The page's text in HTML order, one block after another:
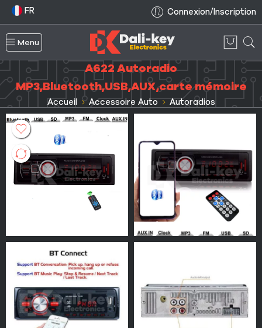
FR Connexion/Inscription
Menu
A622 Autoradio
MP3,Bluetooth,USB,AUX,carte mémoire
Accueil Accessoire Auto Autoradios